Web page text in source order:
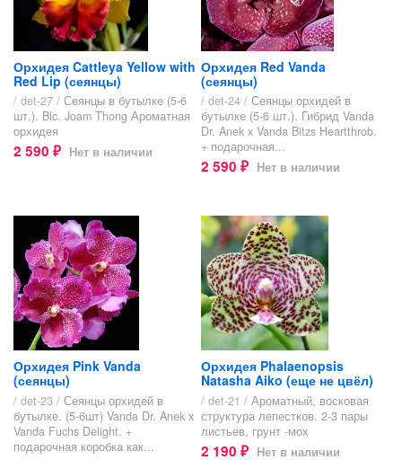
Орхидея Cattleya Yellow with
Red Lip (сеянцы)
/ det-27 / Сеянцы в бутылке (5-6
шт.). Blc. Joam Thong Ароматная
орхидея
2 590 ₽ Нет в наличии
Орхидея Red Vanda
(сеянцы)
/ det-24 / Сеянцы орхидей в
бутылке (5-6 шт.). Гибрид Vanda
Dr. Anek x Vanda Bitzs Heartthrob.
+ подарочная...
2 590 ₽ Нет в наличии
Орхидея Pink Vanda
(сеянцы)
/ det-23 / Сеянцы орхидей в
бутылке. (5-6шт) Vanda Dr. Anek x
Vanda Fuchs Delight. +
подарочная коробка как...
Орхидея Phalaenopsis
Natasha Aiko (еще не цвёл)
/ det-21 / Ароматный, восковая
структура лепестков. 2-3 пары
листьев, грунт -мох
2 190 ₽ Нет в наличии